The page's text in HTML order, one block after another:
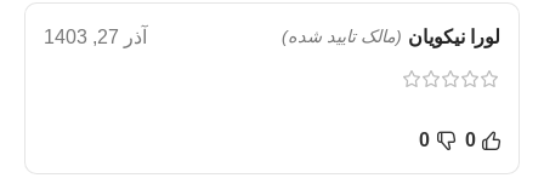
لورا نیکویان (مالک تایید شده) آذر 27, 1403
0
0